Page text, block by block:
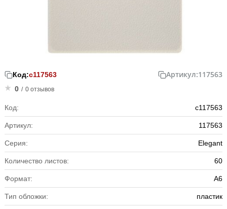
Код:с117563 Артикул:117563
0 / 0 отзывов
Код: с117563
Артикул: 117563
Серия: Elegant
Количество листов: 60
Формат: А6
Тип обложки: пластик